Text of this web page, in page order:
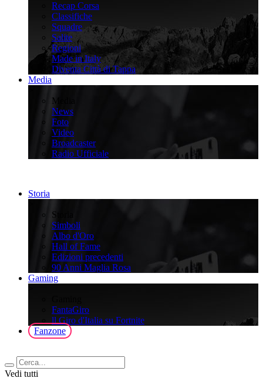
Recap Corsa
Classifiche
Squadre
Salite
Regioni
Made in Italy
Diventa Città di Tappa
Media
Media
News
Foto
Video
Broadcaster
Radio Ufficiale
Storia
Storia
Simboli
Albo d'Oro
Hall of Fame
Edizioni precedenti
90 Anni Maglia Rosa
Gaming
FantaGiro
ll Giro d'Italia su Fortnite
Fanzone
Vedi tutti